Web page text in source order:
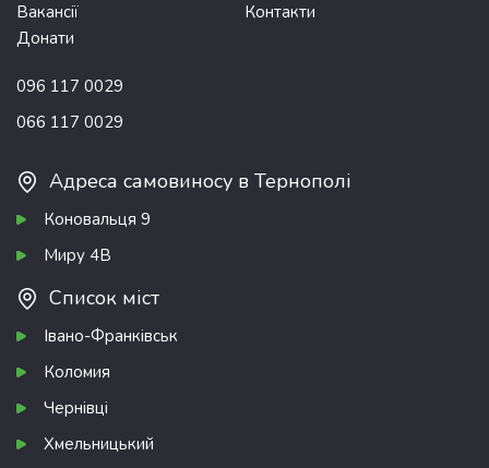
Вакансії
Контакти
Донати
096 117 0029
066 117 0029
Адреса самовиносу в Тернополі
Коновальця 9
Миру 4В
Список міст
Івано-Франківськ
Коломия
Чернівці
Хмельницький